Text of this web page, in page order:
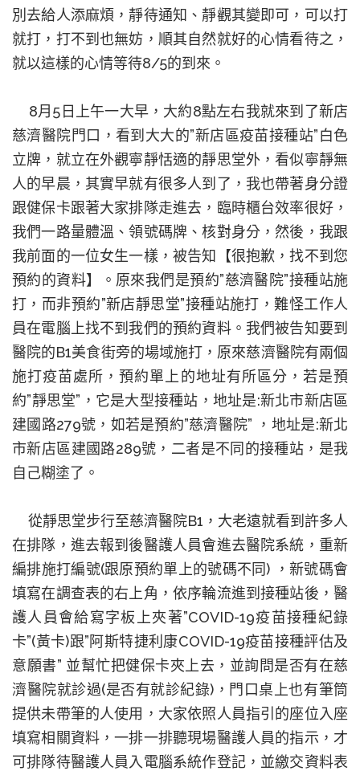
別去給人添麻煩，靜待通知、靜觀其變即可，可以打
就打，打不到也無妨，順其自然就好的心情看待之，
就以這樣的心情等待8/5的到來。
8月 5 日上午一大早，大約8點左右我就來到了新店
慈濟醫院門口，看到大大的”新店區疫苗接種站”白色
立牌，就立在外觀寧靜恬適的靜思堂外，看似寧靜無
人的早晨，其實早就有很多人到了，我也帶著身分證
跟健保卡跟著大家排隊走進去，臨時櫃台效率很好，
我們一路量體溫、領號碼牌、核對身分，然後，我跟
我前面的一位女生一樣，被告知【很抱歉，找不到您
預約的資料】。原來我們是預約”慈濟醫院”接種站施
打，而非預約”新店靜思堂”接種站施打，難怪工作人
員在電腦上找不到我們的預約資料。我們被告知要到
醫院的B1美食街旁的場域施打，原來慈濟醫院有兩個
施打疫苗處所，預約單上的地址有所區分，若是預
約”靜思堂” ，它是大型接種站，地址是:新北市新店區
建國路279號，如若是預約”慈濟醫院” ，地址是:新北
市新店區建國路289號，二者是不同的接種站，是我
自己糊塗了。
從靜思堂步行至慈濟醫院B1 ，大老遠就看到許多人
在排隊，進去報到後醫護人員會進去醫院系統，重新
編排施打編號(跟原預約單上的號碼不同)
，新號碼會
填寫在調查表的右上角，依序輪流進到接種站後，醫
護人員會給寫字板上夾著”COVID-19疫苗接種紀錄
卡”(黃卡)跟”阿斯特捷利康COVID-19疫苗接種評估及
意願書” 並幫忙把健保卡夾上去，並詢問是否有在慈
濟醫院就診過(是否有就診紀錄) ，門口桌上也有筆筒
提供未帶筆的人使用，大家依照人員指引的座位入座
填寫相關資料，一排一排聽現場醫護人員的指示，才
可排隊待醫護人員入電腦系統作登記，並繳交資料表